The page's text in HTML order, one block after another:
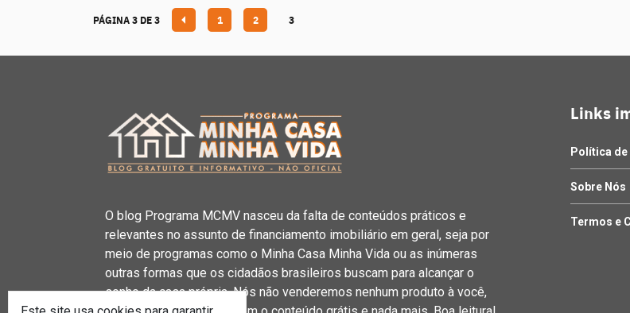
PÁGINA 3 DE 3 PÁGINA
1 PÁGINA
2 PÁGINA
3
O blog Programa MCMV nasceu da falta de conteúdos práticos e
relevantes no assunto de financiamento imobiliário em geral, seja por
meio de programas como o Minha Casa Minha Vida ou as inúmeras
outras formas que os cidadãos brasileiros buscam para alcançar o
sonho da casa própria. Nós não venderemos nenhum produto à você,
Links
Política
Sobre Nós
Termos e